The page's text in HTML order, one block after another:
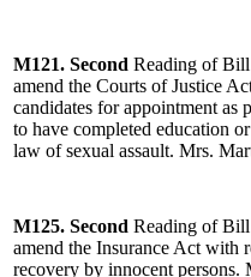
M121. Second Reading of
amend the Courts of Justice
candidates for appointment as
to have completed education
law of sexual assault. Mrs.
M125. Second Reading of
amend the Insurance Act with
recovery by innocent persons.